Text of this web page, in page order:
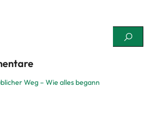
Weg – Wie alles begann